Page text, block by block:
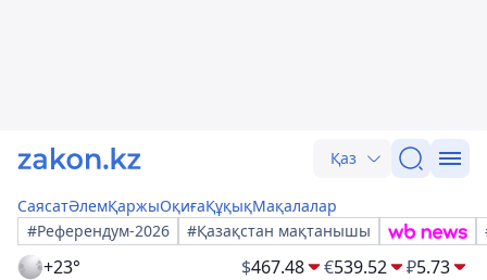
Қаз
СаясатӘлемҚаржыОқиғаҚұқықМақалалар
#Референдум-2026
#Қазақстан мақтанышы
+23° $467.48 €539.52 ₽5.73